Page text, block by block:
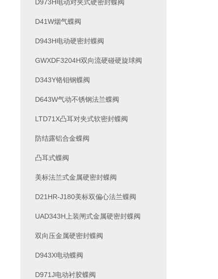
D973H电动对夹式硬密封蝶阀
D41W烟气蝶阀
D943H电动硬密封蝶阀
GWXDF3204H双向流硬碰硬旋球阀
D343Y铬钼钢蝶阀
D643W气动不锈钢法兰蝶阀
LTD71X凸耳对夹式软密封蝶阀
防结露铝合金蝶阀
凸耳式蝶阀
美标法兰式金属硬密封蝶阀
D21HR-J180美标双偏心法兰蝶阀
UAD343H上装闸式金属硬密封蝶阀
双向压金属硬密封蝶阀
D943X电动蝶阀
D971J电动衬胶蝶阀